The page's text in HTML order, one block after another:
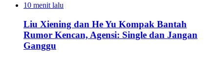
10 menit lalu
Liu Xiening dan He Yu Kompak Bantah
Rumor Kencan, Agensi: Single dan Jangan
Ganggu